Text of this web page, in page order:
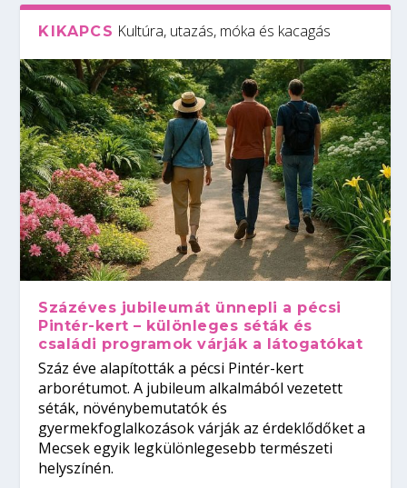
KIKAPCS Kultúra, utazás, móka és kacagás
Százéves jubileumát ünnepli a pécsi
Pintér-kert – különleges séták és
családi programok várják a látogatókat
Száz éve alapították a pécsi Pintér-kert
arborétumot. A jubileum alkalmából vezetett
séták, növénybemutatók és
gyermekfoglalkozások várják az érdeklődőket a
Mecsek egyik legkülönlegesebb természeti
helyszínén.